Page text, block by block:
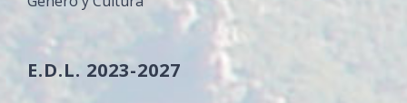
E.D.L. 2023-2027